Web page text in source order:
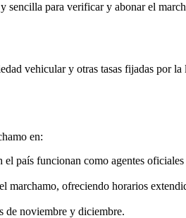
sencilla para verificar y abonar el
vehicular y otras tasas fijadas por la
en:
país funcionan como agentes
marchamo, ofreciendo horarios
de noviembre y diciembre.